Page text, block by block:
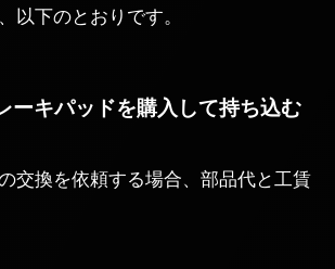
以下のとおりです。
ーキパッドを購入して持ち込む
交換を依頼する場合、部品代と工賃